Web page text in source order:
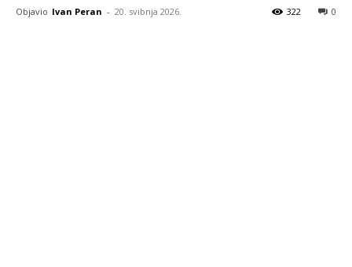
Objavio Ivan Peran - 20. svibnja 2026. 0
322